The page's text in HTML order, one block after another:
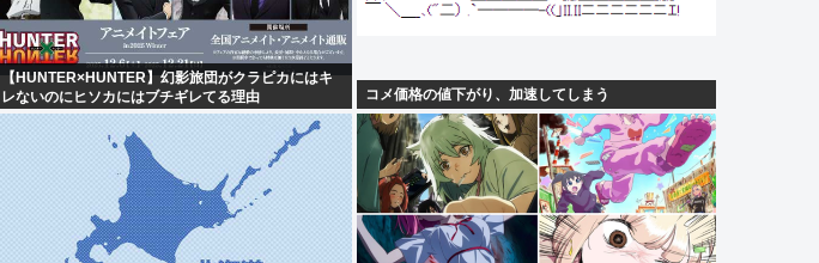
【HUNTER×HUNTER】幻影旅団がクラピカにはキ
レないのにヒソカにはブチギレてる理由
コメ価格の値下がり、加速してしまう